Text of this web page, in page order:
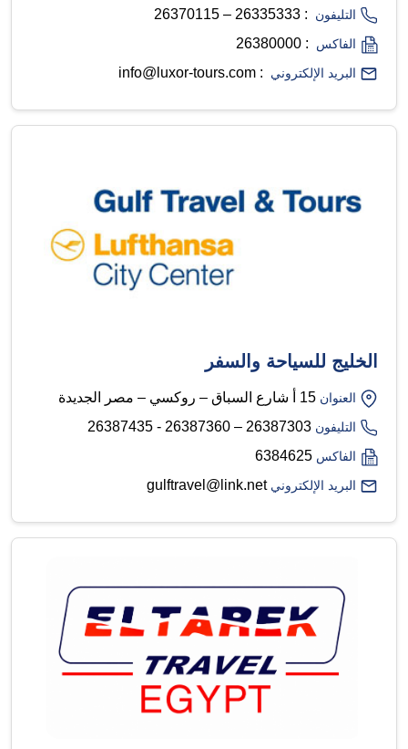
التليفون : 26335333 – 26370115
الفاكس : 26380000
البريد الإلكتروني : info@luxor-tours.com
الخليج للسياحة والسفر
العنوان 15 أ شارع السباق – روكسي – مصر الجديدة
التليفون 26387303 – 26387360 - 26387435
الفاكس 6384625
البريد الإلكتروني gulftravel@link.net